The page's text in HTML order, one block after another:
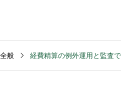
般 経費精算の例外運用と監査